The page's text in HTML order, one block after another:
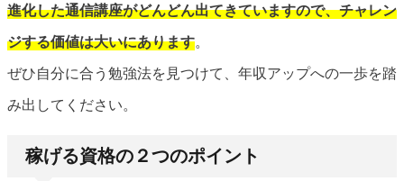
進化した通信講座がどんどん出てきていますので、チャレン
ジする価値は大いにあります。
ぜひ自分に合う勉強法を見つけて、年収アップへの一歩を踏
み出してください。
稼げる資格の２つのポイント